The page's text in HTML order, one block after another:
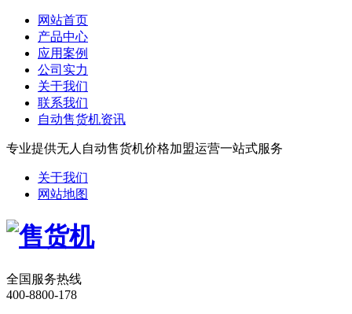
网站首页
产品中心
应用案例
公司实力
关于我们
联系我们
自动售货机资讯
专业提供无人自动售货机价格加盟运营一站式服务
关于我们
网站地图
全国服务热线
400-8800-178